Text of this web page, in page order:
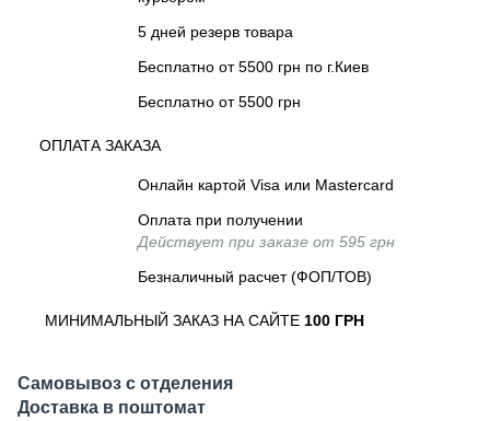
5 дней резерв товара
Бесплатно от 5500 грн по г.Киев
Бесплатно от 5500 грн
ОПЛАТА ЗАКАЗА
Онлайн картой Visa или Mastercard
Оплата при получении
Действует при заказе от 595 грн
Безналичный расчет (ФОП/ТОВ)
МИНИМАЛЬНЫЙ ЗАКАЗ НА САЙТЕ 100 ГРН
Самовывоз с отделения
Доставка в поштомат